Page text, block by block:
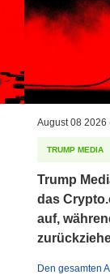
August 08 2026
TRUMP MEDIA
Trump
das
auf,
Den gesamten